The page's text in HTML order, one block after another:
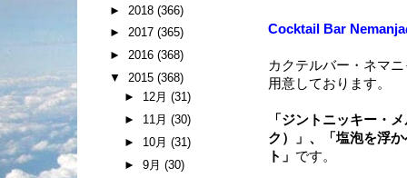
Cocktail Bar
カクテルバー・ネマ
用意しております。
「ジントニッキー・
ク）」、「塩泡を浮
ト」 です。
► 2018 (366)
► 2017 (365)
► 2016 (368)
▼ 2015 (368)
► 12月 (31)
► 11月 (30)
► 10月 (31)
► 9月 (30)